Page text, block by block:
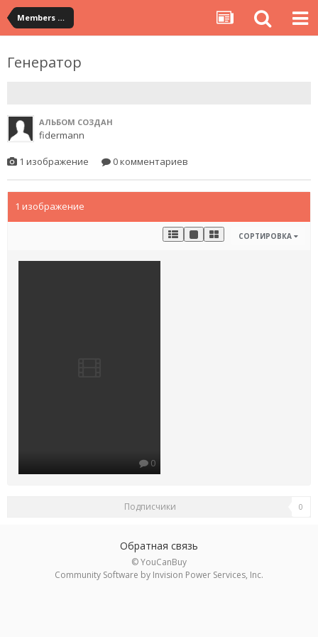
Members Albums Category
Генератор
АЛЬБОМ СОЗДАН
fidermann
1 изображение 0 комментариев
1 изображение
СОРТИРОВКА
0
Подписчики 0
Обратная связь
© YouCanBuy
Community Software by Invision Power Services, Inc.